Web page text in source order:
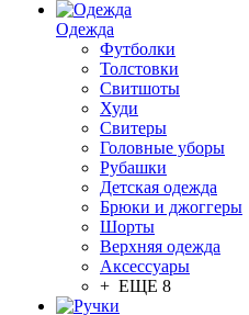
Одежда
Футболки
Толстовки
Свитшоты
Худи
Свитеры
Головные уборы
Рубашки
Детская одежда
Брюки и джоггеры
Шорты
Верхняя одежда
Аксессуары
+ ЕЩЕ 8